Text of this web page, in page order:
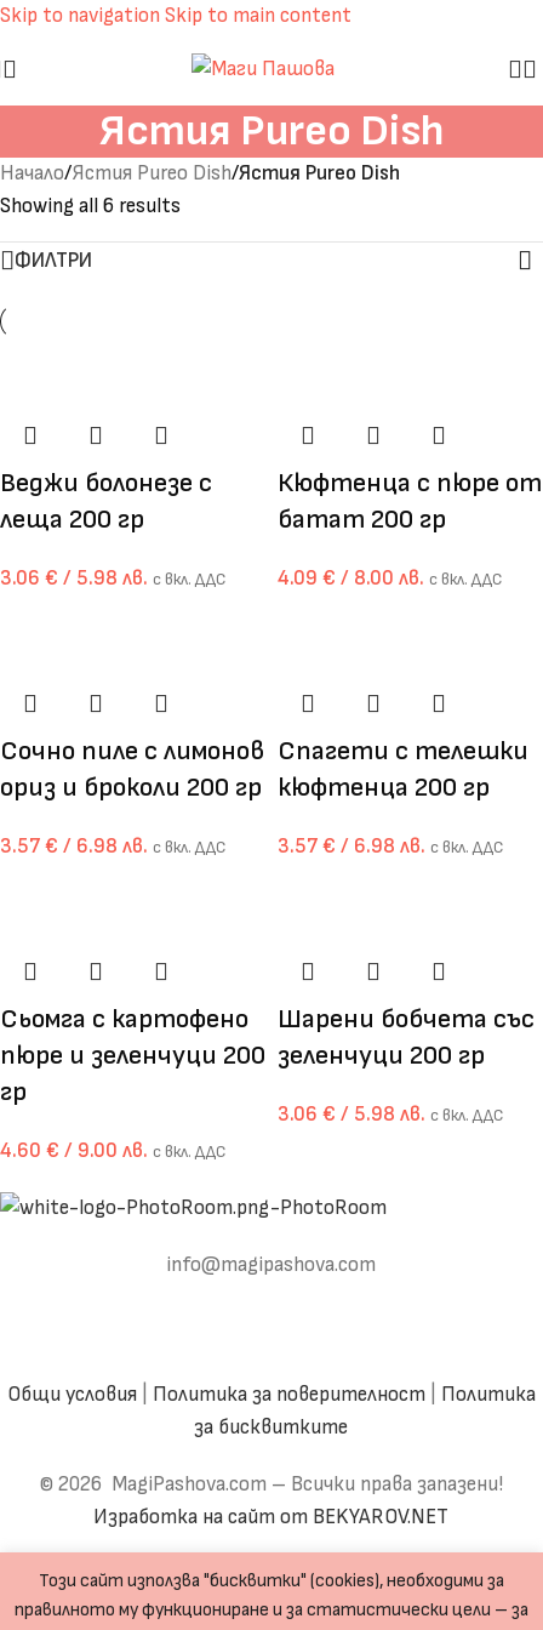
Skip to navigation Skip to main content
Ястия Pureo Dish
Начало/Ястия Pureo Dish/Ястия Pureo Dish
Showing all 6 results
ФИЛТРИ
Веджи болонезе с
леща 200 гр
3.06 € / 5.98 лв. с вкл. ДДС
Кюфтенца с пюре от
батат 200 гр
4.09 € / 8.00 лв. с вкл. ДДС
Сочно пиле с лимонов
ориз и броколи 200 гр
3.57 € / 6.98 лв. с вкл. ДДС
Спагети с телешки
кюфтенца 200 гр
3.57 € / 6.98 лв. с вкл. ДДС
Сьомга с картофено
пюре и зеленчуци 200
гр
4.60 € / 9.00 лв. с вкл. ДДС
Шарени бобчета със
зеленчуци 200 гр
3.06 € / 5.98 лв. с вкл. ДДС
info@magipashova.com
Общи условия| Политика за поверителност| Политика
за бисквитките
© 2026 MagiPashova.com – Всички права запазени!
Изработка на сайт от BEKYAROV.NET
Този сайт използва "бисквитки" (cookies), необходими за
правилното му функциониране и за статистически цели – за